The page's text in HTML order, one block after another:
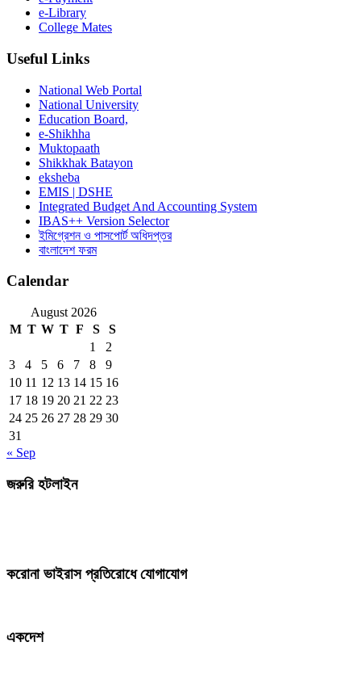
e-Library
College Mates
Useful Links
National Web Portal
National University
Education Board,
e-Shikhha
Muktopaath
Shikkhak Batayon
eksheba
EMIS | DSHE
Integrated Budget And Accounting System
IBAS++ Version Selector
ইমিগ্রেশন ও পাসপোর্ট অধিদপ্তর
বাংলাদেশ ফরম
Calendar
August 2026
M T W T F S
S
1
2
3
4 5 6 7 8
9
10 11 12 13 14 15 16
17 18 19 20 21 22 23
24 25 26 27 28 29 30
31
« Sep
জরুরি হটলাইন
করোনা ভাইরাস প্রতিরোধে যোগাযোগ
একদেশ